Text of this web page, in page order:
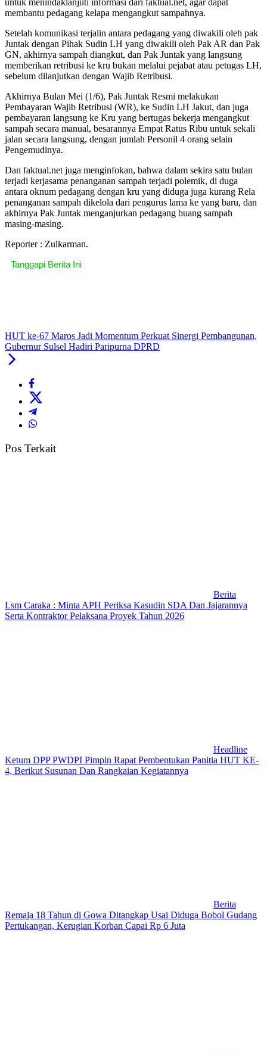
untuk menindaklanjuti informasi dari faktual.net, agar dapat
membantu pedagang kelapa mengangkut sampahnya.
Setelah komunikasi terjalin antara pedagang yang diwakili oleh pak
Juntak dengan Pihak Sudin LH yang diwakili oleh Pak AR dan Pak
GN, akhirnya sampah diangkut, dan Pak Juntak yang langsung
memberikan retribusi ke kru bukan melalui pejabat atau petugas LH,
sebelum dilanjutkan dengan Wajib Retribusi.
Akhirnya Bulan Mei (1/6), Pak Juntak Resmi melakukan
Pembayaran Wajib Retribusi (WR), ke Sudin LH Jakut, dan juga
pembayaran langsung ke Kru yang bertugas bekerja mengangkut
sampah secara manual, besarannya Empat Ratus Ribu untuk sekali
jalan secara langsung, dengan jumlah Personil 4 orang selain
Pengemudinya.
Dan faktual.net juga menginfokan, bahwa dalam sekira satu bulan
terjadi kerjasama penanganan sampah terjadi polemik, di duga
antara oknum pedagang dengan kru yang diduga juga kurang Rela
penanganan sampah dikelola dari pengurus lama ke yang baru, dan
akhirnya Pak Juntak menganjurkan pedagang buang sampah
masing-masing.
Reporter : Zulkarman.
Tanggapi Berita Ini
HUT ke-67 Maros Jadi Momentum Perkuat Sinergi Pembangunan,
Gubernur Sulsel Hadiri Paripurna DPRD
Pos Terkait
Berita
Lsm Caraka : Minta APH Periksa Kasudin SDA Dan Jajarannya
Serta Kontraktor Pelaksana Proyek Tahun 2026
Headline
Ketum DPP PWDPI Pimpin Rapat Pembentukan Panitia HUT KE-
4, Berikut Susunan Dan Rangkaian Kegiatannya
Berita
Remaja 18 Tahun di Gowa Ditangkap Usai Diduga Bobol Gudang
Pertukangan, Kerugian Korban Capai Rp 6 Juta